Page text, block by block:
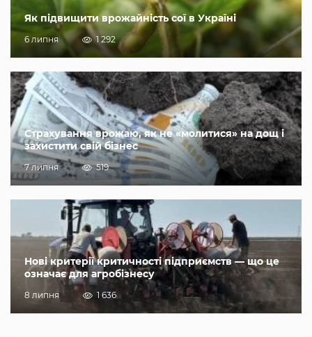
Як підвищити врожайність сої в Україні
6 липня 1 292
Страхування врожаю, як не «молитися» на дощ і
захистити свій бізнес
7 липня 519
Нові критерії критичності підприємств — що це
означає для агробізнесу
8 липня 1 636